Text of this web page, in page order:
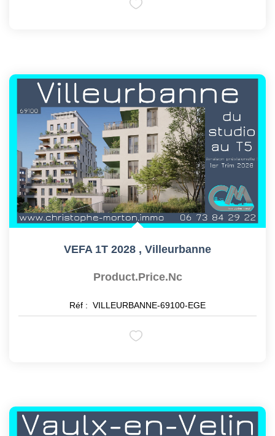
VEFA 1T 2028 , Villeurbanne
Product.price.nc
Réf : VILLEURBANNE-69100-EGE